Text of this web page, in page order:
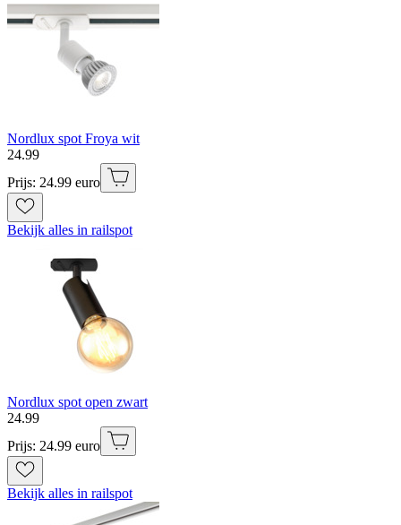
Nordlux spot Froya wit
24.99
Prijs: 24.99 euro
Bekijk alles in railspot
Nordlux spot open zwart
24.99
Prijs: 24.99 euro
Bekijk alles in railspot